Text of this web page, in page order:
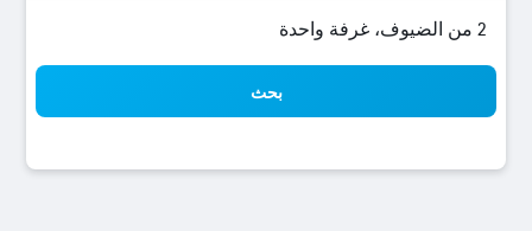
2 من الضيوف، غرفة واحدة
بحث